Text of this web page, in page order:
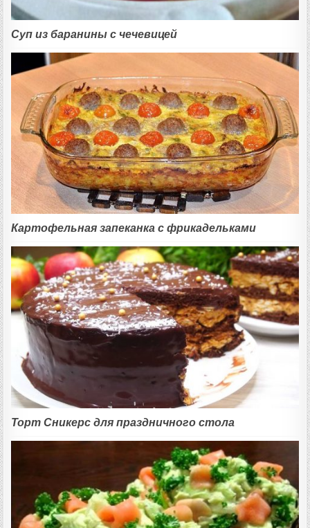
Суп из баранины с чечевицей
Картофельная запеканка с фрикадельками
Торт Сникерс для праздничного стола